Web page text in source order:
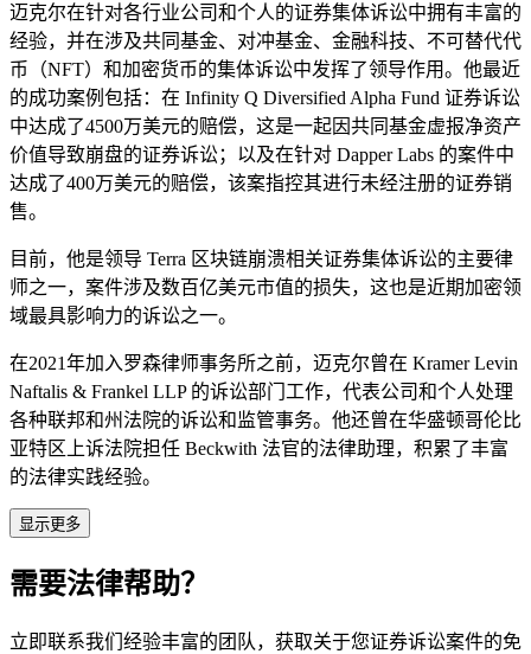
迈克尔在针对各行业公司和个人的证券集体诉讼中拥有丰富的
经验，并在涉及共同基金、对冲基金、金融科技、不可替代代
币（NFT）和加密货币的集体诉讼中发挥了领导作用。他最近
的成功案例包括：在 Infinity Q Diversified Alpha Fund 证券诉讼
中达成了4500万美元的赔偿，这是一起因共同基金虚报净资产
价值导致崩盘的证券诉讼；以及在针对 Dapper Labs 的案件中
达成了400万美元的赔偿，该案指控其进行未经注册的证券销
售。
目前，他是领导 Terra 区块链崩溃相关证券集体诉讼的主要律
师之一，案件涉及数百亿美元市值的损失，这也是近期加密领
域最具影响力的诉讼之一。
在2021年加入罗森律师事务所之前，迈克尔曾在 Kramer Levin
Naftalis & Frankel LLP 的诉讼部门工作，代表公司和个人处理
各种联邦和州法院的诉讼和监管事务。他还曾在华盛顿哥伦比
亚特区上诉法院担任 Beckwith 法官的法律助理，积累了丰富
的法律实践经验。
显示更多
需要法律帮助？
立即联系我们经验丰富的团队，获取关于您证券诉讼案件的免